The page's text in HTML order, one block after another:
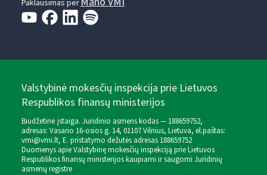
Paklausimas per
Valstybinė mokesčių inspekcija prie Lietuvos
Respublikos finansų ministerijos
Biudžetinė įstaiga. Juridinio asmens kodas — 188659752,
adresas: Vasario 16-osios g. 14, 01107 Vilnius, Lietuva, el.paštas:
vmi@vmi.lt, E. pristatymo dėžutės adresas 188659752
Duomenys apie Valstybinę mokesčių inspekciją prie Lietuvos
Respublikos finansų ministerijos kaupiami ir saugomi Juridinių
asmenų registre